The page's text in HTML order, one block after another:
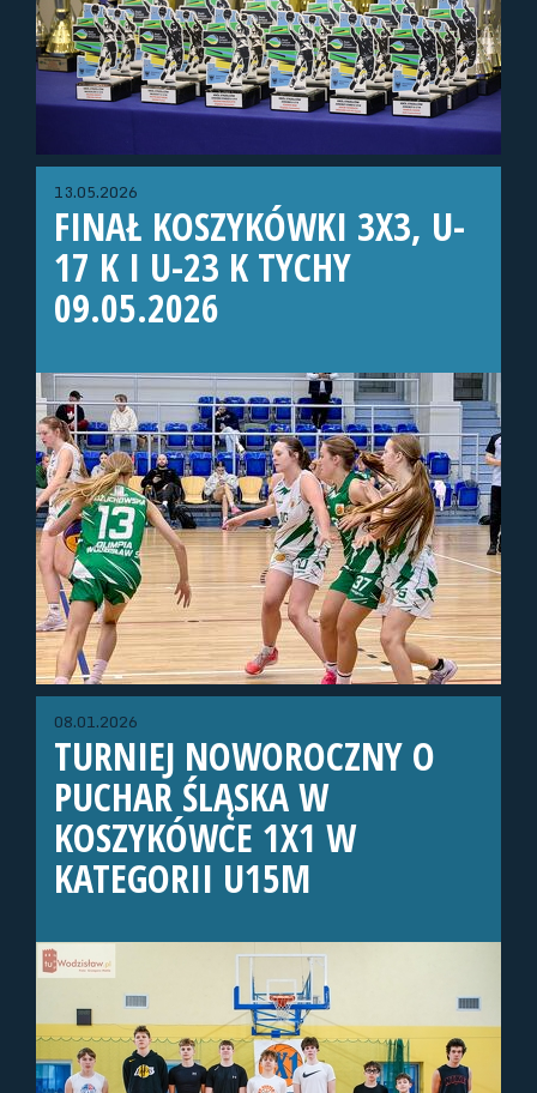
13.05.2026
FINAŁ KOSZYKÓWKI 3X3, U-
17 K I U-23 K TYCHY
09.05.2026
08.01.2026
TURNIEJ NOWOROCZNY O
PUCHAR ŚLĄSKA W
KOSZYKÓWCE 1X1 W
KATEGORII U15M